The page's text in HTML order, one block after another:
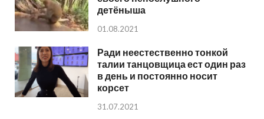
детёныша
01.08.2021
Ради неестественно тонкой
талии танцовщица ест один раз
в день и постоянно носит
корсет
31.07.2021